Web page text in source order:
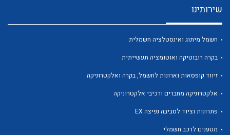
לכל מוצרי היצרן
שירותינו
חשמל מיתוג ואינסטלציה חשמלית
בקרה רובוטיקה ואוטומציה תעשייתית
זיווד קופסאות וארונות לחשמל, בקרה ואלקטרוניקה
אלקטרוניקה מחברים ורכיבי אלקטרוניקה
פתרונות וציוד לסביבה נפיצה EX
מטענים לרכב חשמלי